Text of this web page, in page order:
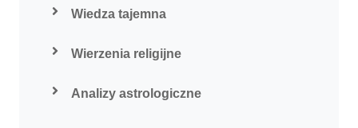
Wiedza tajemna
Wierzenia religijne
Analizy astrologiczne